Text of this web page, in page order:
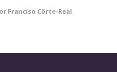
Franciso Côrte-Real